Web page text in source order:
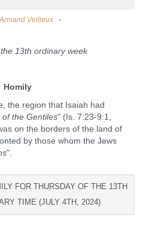
Veilleux
13th ordinary week
Homily
the region that Isaiah had
of the Gentiles" (Is. 7:23-9:1,
on the borders of the land of
by those whom the Jews
".
FOR THURSDAY OF THE 13TH
TIME (JULY 4TH, 2024)